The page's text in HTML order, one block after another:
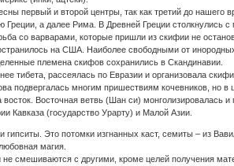
первый и второй центры, так как третий до нашего
Греции, а далее Рима. В Древней Греции столкнулись
со варварами, которые пришли из скифии не
на США. Наиболее свободными от
племена скифов сохранились в Скандинавии.
тибета, рассеялась по Евразии и организовала
подвергалась многим пришествиям кочевников, но в
Восточная ветвь (Шан си) монголизировалась и
Кавказа (государство Урарту) и Малой Азии.
гипситы. Это потомки изгнанных каст, семиты – из
магия.
не смешиваются с другими, кроме целей получения